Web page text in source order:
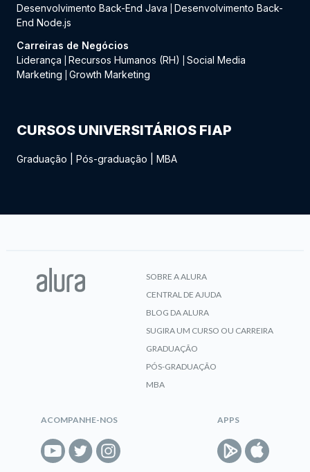
Desenvolvimento Back-End Java
Desenvolvimento Back-
End Node.js
Carreiras de Negócios
Liderança
Recursos Humanos (RH)
Social Media
Marketing
Growth Marketing
CURSOS UNIVERSITÁRIOS FIAP
Graduação Pós-graduação MBA
SOBRE A ALURA
CENTRAL DE AJUDA
BLOG DA ALURA
SUGIRA UM CURSO OU CARREIRA
GRADUAÇÃO
PÓS-GRADUAÇÃO
MBA
ACOMPANHE-NOS APPS